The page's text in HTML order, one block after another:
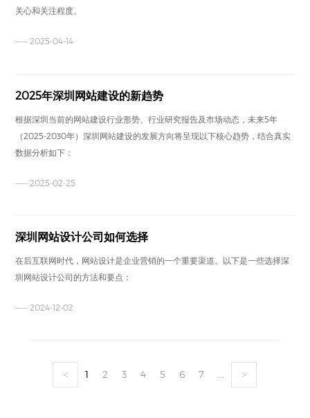
关心和关注程度。
—— 2025-04-14
2025年深圳网站建设的新趋势
根据深圳当前的网站建设行业形势、行业研究报告及市场动态，未来5年
（2025-2030年）深圳网站建设的发展方向将呈现以下核心趋势，结合真实
数据分析如下：
—— 2025-02-25
深圳网站设计公司如何选择
在后互联网时代，网站设计是企业营销的一个重要渠道。以下是一些选择深
圳网站设计公司的方法和要点：
—— 2024-12-02
< 1 2 3 4 5 6 7 ... >